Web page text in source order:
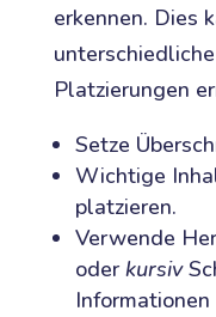
erkennen. Dies
Platzierungen
Setze
Wichtige
platzieren.
Verwende
oderkursiv